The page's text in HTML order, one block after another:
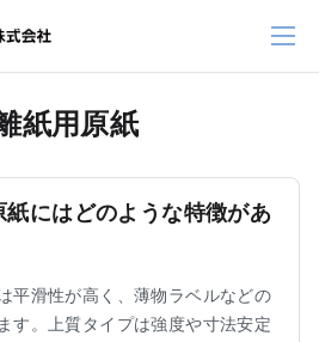
紙用原紙
紙にはどのような特徴があ
平滑性が高く、薄物ラベルなどの
す。上質タイプは強度や寸法安定